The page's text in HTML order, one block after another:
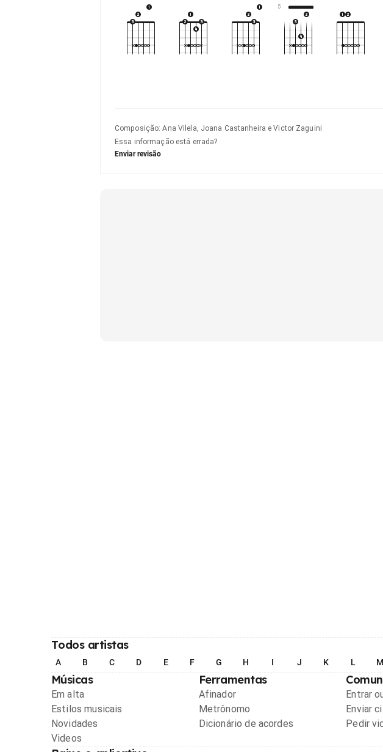
5
Composição:Ana Vilela, Joana Castanheira e Victor Zaguini
Essa informação está errada?
Enviar revisão
Todos artistas
A B C D E F G H I J K L M
Músicas
Em alta
Estilos musicais
Novidades
Videos
Ferramentas
Afinador
Metrônomo
Dicionário de acordes
Entrar
Enviar
Pedir